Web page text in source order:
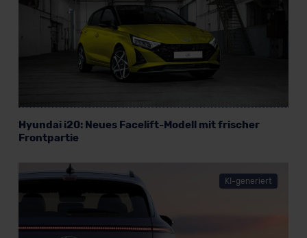
Hyundai i20: Neues Facelift-Modell mit frischer
Frontpartie
KI-generiert